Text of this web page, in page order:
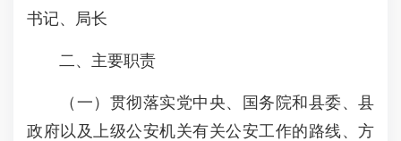
书记、局长
二、主要职责
（一）贯彻落实党中央、国务院和县委、县
政府以及上级公安机关有关公安工作的路线、方